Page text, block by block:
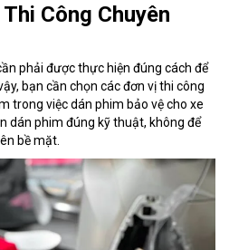
Công Chuyên
phải được thực hiện đúng cách để
bạn cần chọn các đơn vị thi công
trong việc dán phim bảo vệ cho xe
dán phim đúng kỹ thuật, không để
bề mặt.